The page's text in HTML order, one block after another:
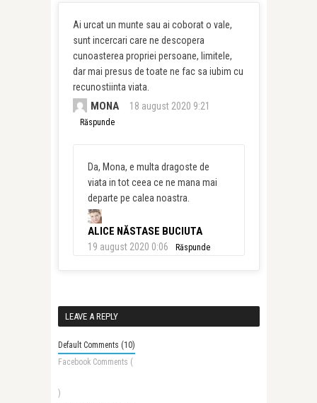
Ai urcat un munte sau ai coborat o vale,
sunt incercari care ne descopera
cunoasterea propriei persoane, limitele,
dar mai presus de toate ne fac sa iubim cu
recunostiinta viata.
MONA 18 august 2020 9:21
Răspunde
Da, Mona, e multa dragoste de
viata in tot ceea ce ne mana mai
departe pe calea noastra.
ALICE NĂSTASE BUCIUTA
19 august 2020 0:06 Răspunde
LEAVE A REPLY
Default Comments (10)
Facebook Comments (
)